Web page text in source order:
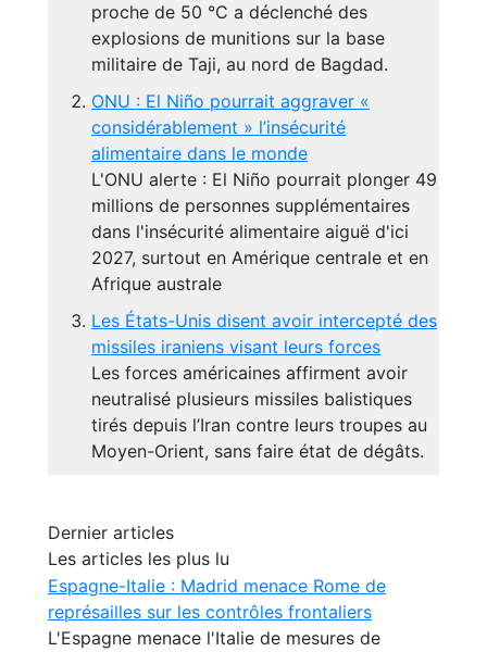
proche de 50 °C a déclenché des
explosions de munitions sur la base
militaire de Taji, au nord de Bagdad.
ONU : El Niño pourrait aggraver «
considérablement » l’insécurité
alimentaire dans le monde
L'ONU alerte : El Niño pourrait plonger 49
millions de personnes supplémentaires
dans l'insécurité alimentaire aiguë d'ici
2027, surtout en Amérique centrale et en
Afrique australe
Les États-Unis disent avoir intercepté des
missiles iraniens visant leurs forces
Les forces américaines affirment avoir
neutralisé plusieurs missiles balistiques
tirés depuis l’Iran contre leurs troupes au
Moyen-Orient, sans faire état de dégâts.
Dernier articles
Les articles les plus lu
Espagne-Italie : Madrid menace Rome de
représailles sur les contrôles frontaliers
L'Espagne menace l'Italie de mesures de